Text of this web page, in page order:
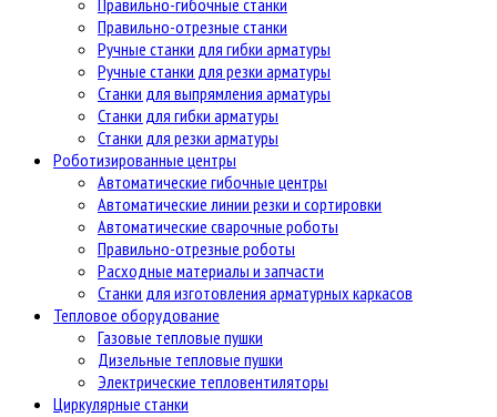
Правильно-гибочные станки
Правильно-отрезные станки
Ручные станки для гибки арматуры
Ручные станки для резки арматуры
Станки для выпрямления арматуры
Станки для гибки арматуры
Станки для резки арматуры
Роботизированные центры
Автоматические гибочные центры
Автоматические линии резки и сортировки
Автоматические сварочные роботы
Правильно-отрезные роботы
Расходные материалы и запчасти
Станки для изготовления арматурных каркасов
Тепловое оборудование
Газовые тепловые пушки
Дизельные тепловые пушки
Электрические тепловентиляторы
Циркулярные станки